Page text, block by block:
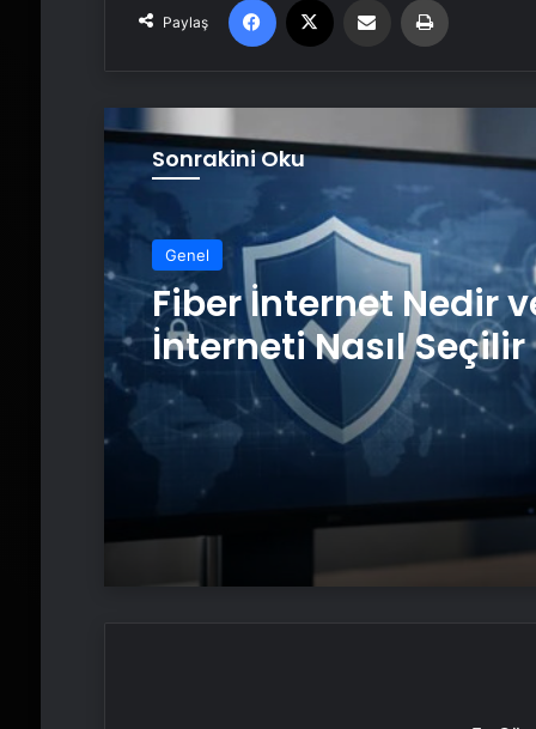
Paylaş
Sonrakini Oku
Genel
Fiber İnternet Nedir
İnterneti Nasıl Seçilir